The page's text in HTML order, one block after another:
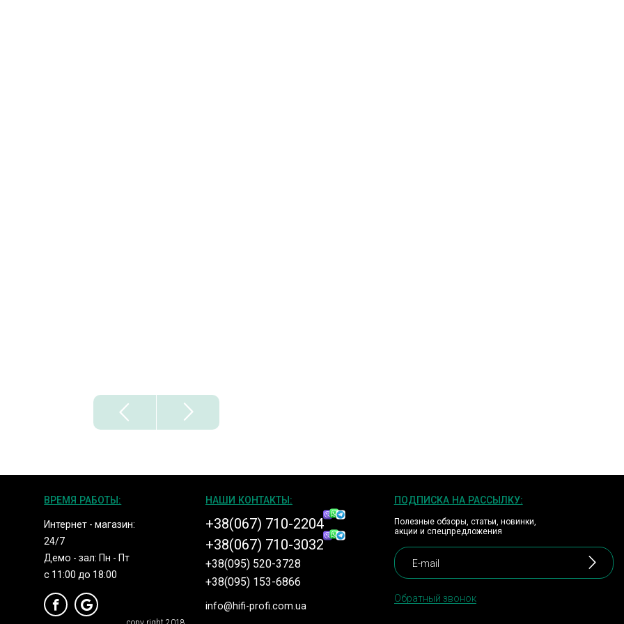
ВРЕМЯ РАБОТЫ:
Интернет - магазин:
24/7
Демо - зал: Пн - Пт
с 11:00 до 18:00
НАШИ КОНТАКТЫ:
+38(067) 710-2204
+38(067) 710-3032
+38(095) 520-3728
+38(095) 153-6866
info@hifi-profi.com.ua
ПОДПИСКА НА РАССЫЛКУ:
Полезные обзоры, статьи, новинки,
акции и спецпредложения
Обратный звонок